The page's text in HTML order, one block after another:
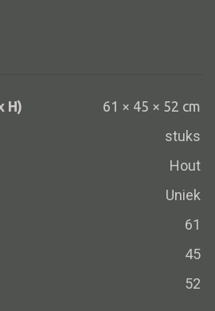
H)
61 × 45 × 52 cm
stuks
Hout
Uniek
61
45
52